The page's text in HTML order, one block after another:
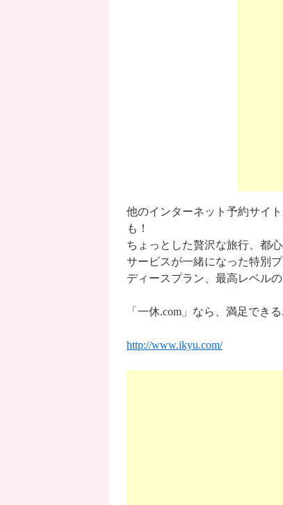
他のインターネット予約サイ
も！
ちょっとした贅沢な旅行、都
サービスが一緒になった特別
ディースプラン、最高レベル
「一休.com」なら、満足でき
http://www.ikyu.com/